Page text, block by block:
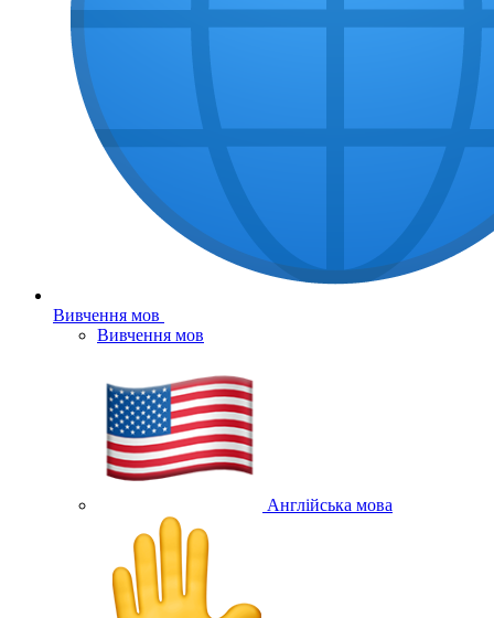
Вивчення мов
Вивчення мов
Англійська мова